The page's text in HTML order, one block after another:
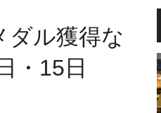
ダル獲得な
・15日